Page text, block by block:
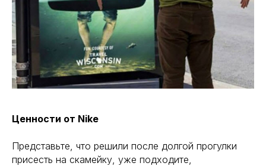
Ценности от Nike
Представьте, что решили после долгой прогулки
присесть на скамейку, уже подходите,